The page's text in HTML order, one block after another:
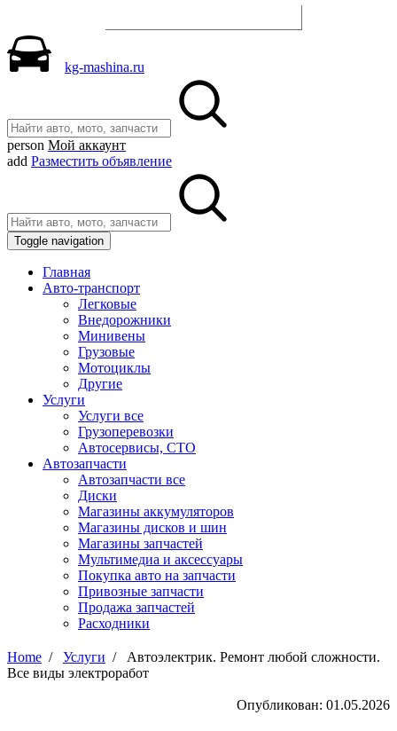
kg-mashina.ru
person Мой аккаунт
add Разместить объявление
Toggle navigation
Главная
Авто-транспорт
Легковые
Внедорожники
Минивены
Грузовые
Мотоциклы
Другие
Услуги
Услуги все
Грузоперевозки
Автосервисы, СТО
Автозапчасти
Автозапчасти все
Диски
Магазины аккумуляторов
Магазины дисков и шин
Магазины запчастей
Мультимедиа и аксессуары
Покупка авто на запчасти
Привозные запчасти
Продажа запчастей
Расходники
Home / Услуги /
Автоэлектрик. Ремонт любой сложности.
Все виды электроработ
Опубликован: 01.05.2026